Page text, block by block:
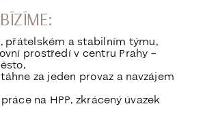
přátelském a stabilním týmu,
prostředí v centru Prahy –
za jeden provaz a navzájem
na HPP, zkrácený úvazek